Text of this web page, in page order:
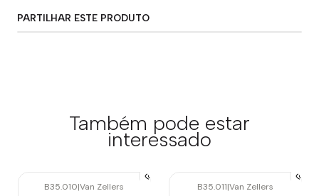
PARTILHAR ESTE PRODUTO
Também pode estar
interessado
B35.010|Van Zellers B35.011|Van Zellers